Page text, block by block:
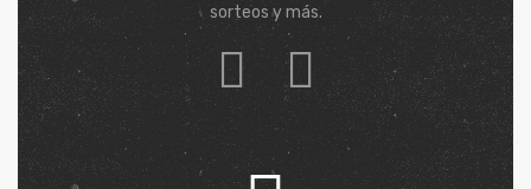
sorteos y más.